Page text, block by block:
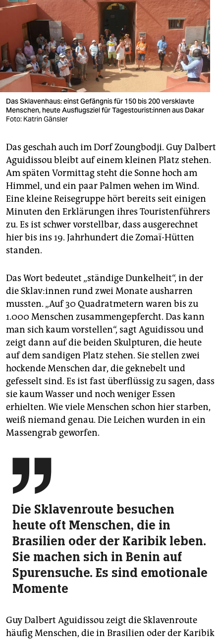
Das Sklavenhaus: einst Gefängnis für 150 bis 200 versklavte
Menschen, heute Ausflugsziel für Ta­ges­tou­ris­t:in­nen aus Dakar
Foto: Katrin Gänsler
Das geschah auch im Dorf Zoungbodji. Guy Dalbert
Aguidissou bleibt auf einem kleinen Platz stehen.
Am späten Vormittag steht die Sonne hoch am
Himmel, und ein paar Palmen wehen im Wind.
Eine kleine Reisegruppe hört bereits seit einigen
Minuten den Erklärungen ihres Touristenführers
zu. Es ist schwer vorstellbar, dass ausgerechnet
hier bis ins 19. Jahrhundert die Zomaï-Hütten
standen.
Das Wort bedeutet „ständige Dunkelheit“, in der
die Skla­v:in­nen rund zwei Monate ausharren
mussten. „Auf 30 Quadratmetern waren bis zu
1.000 Menschen zusammengepfercht. Das kann
man sich kaum vorstellen“, sagt Aguidissou und
zeigt dann auf die beiden Skulpturen, die heute
auf dem sandigen Platz stehen. Sie stellen zwei
hockende Menschen dar, die geknebelt und
gefesselt sind. Es ist fast überflüssig zu sagen, dass
sie kaum Wasser und noch weniger Essen
erhielten. Wie viele Menschen schon hier starben,
weiß niemand genau. Die Leichen wurden in ein
Massengrab geworfen.

Die Sklavenroute besuchen
heute oft Menschen, die in
Brasilien oder der Karibik leben.
Sie machen sich in Benin auf
Spurensuche. Es sind emotionale
Momente
Guy Dalbert Aguidissou zeigt die Sklavenroute
häufig Menschen, die in Brasilien oder der Karibik